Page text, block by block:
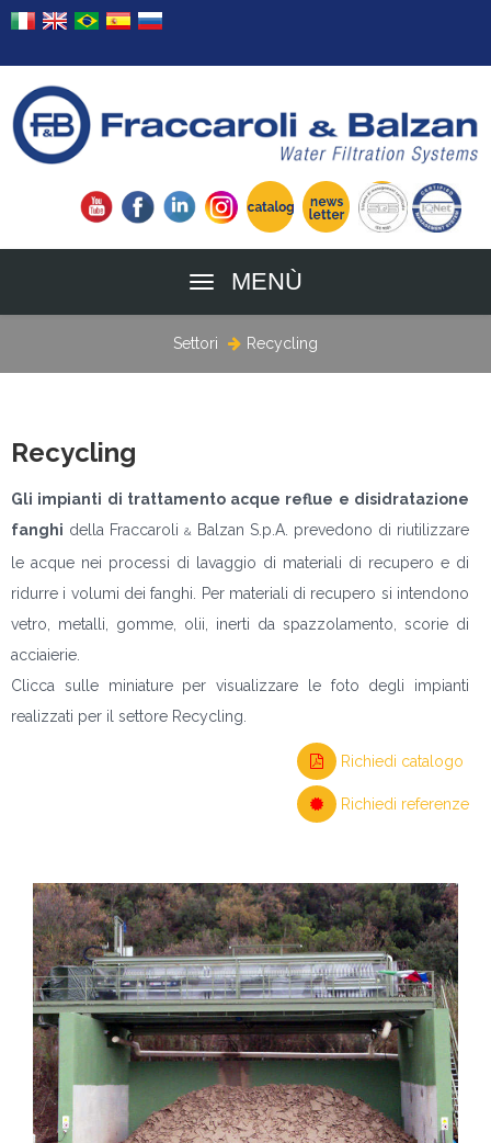
MENÙ
Settori Recycling
Recycling
Gli impianti di trattamento acque reflue e disidratazione
fanghi della Fraccaroli &
Balzan S.p.A. prevedono di riutilizzare
le acque nei processi di lavaggio di materiali di recupero e di
ridurre i volumi dei fanghi. Per materiali di recupero si intendono
vetro, metalli, gomme, olii, inerti da spazzolamento, scorie di
acciaierie.
Clicca sulle miniature per visualizzare le foto degli impianti
realizzati per il settore Recycling.
Richiedi catalogo
Richiedi referenze